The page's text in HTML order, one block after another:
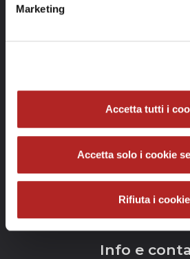
Marketing
Accetta tutti i
Accetta solo i cookie
Rifiuta i cookie
Info e